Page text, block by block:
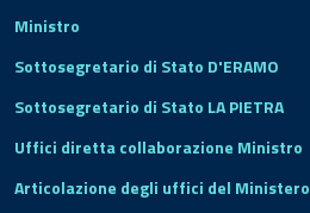
Ministro
Sottosegretario di Stato D'ERAMO
Sottosegretario di Stato LA PIETRA
Uffici diretta collaborazione Ministro
Articolazione degli uffici del Ministero